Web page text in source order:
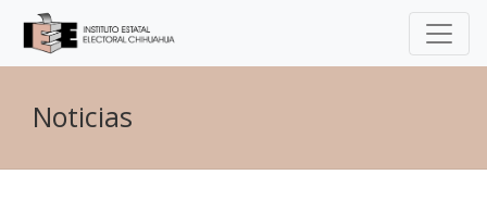
Noticias